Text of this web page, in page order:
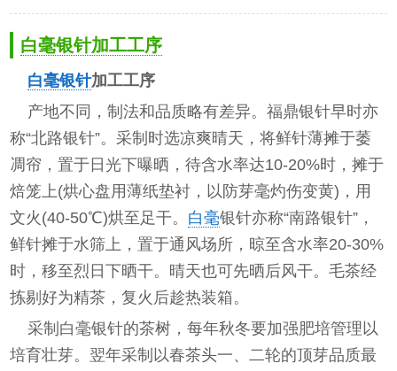
白毫银针加工工序
白毫银针加工工序
产地不同，制法和品质略有差异。福鼎银针早时亦
称“北路银针”。采制时选凉爽晴天，将鲜针薄摊于萎
凋帘，置于日光下曝晒，待含水率达10-20%时，摊于
焙笼上(烘心盘用薄纸垫衬，以防芽毫灼伤变黄)，用
文火(40-50℃)烘至足干。 白毫银针亦称“南路银针”，
鲜针摊于水筛上，置于通风场所，晾至含水率20-30%
时，移至烈日下晒干。晴天也可先晒后风干。毛茶经
拣剔好为精茶，复火后趁热装箱。
采制白毫银针的茶树，每年秋冬要加强肥培管理以
培育壮芽。翌年采制以春茶头一、二轮的顶芽品质最